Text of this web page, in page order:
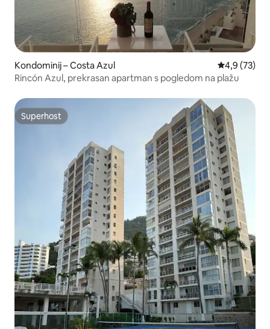
Kondominij – Costa Azul Prosječna
4,9 (73)
Rincón Azul, prekrasan apartman s pogledom na plažu
Superhost
Superhost